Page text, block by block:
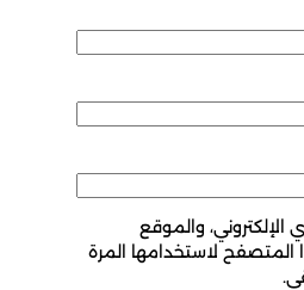
والموقع
المتصفح لاستخدامها المرة